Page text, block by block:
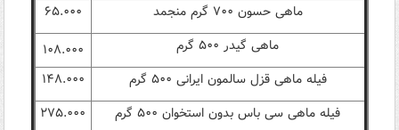
ماهی حسون ۷۰۰ گرم منجمد
۶۵.۰۰۰
ماهی گیدر ۵۰۰ گرم
۱۰۸.۰۰۰
فیله ماهی قزل سالمون ایرانی ۵۰۰ گرم
۱۴۸.۰۰۰
فیله ماهی سی باس بدون استخوان ۵۰۰ گرم
۲۷۵.۰۰۰